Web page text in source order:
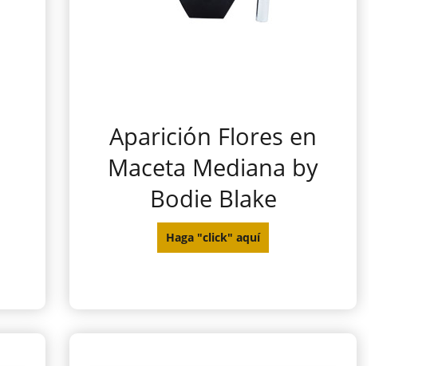
Aparición Flores en
Maceta Mediana by
Bodie Blake
Haga "click" aquí